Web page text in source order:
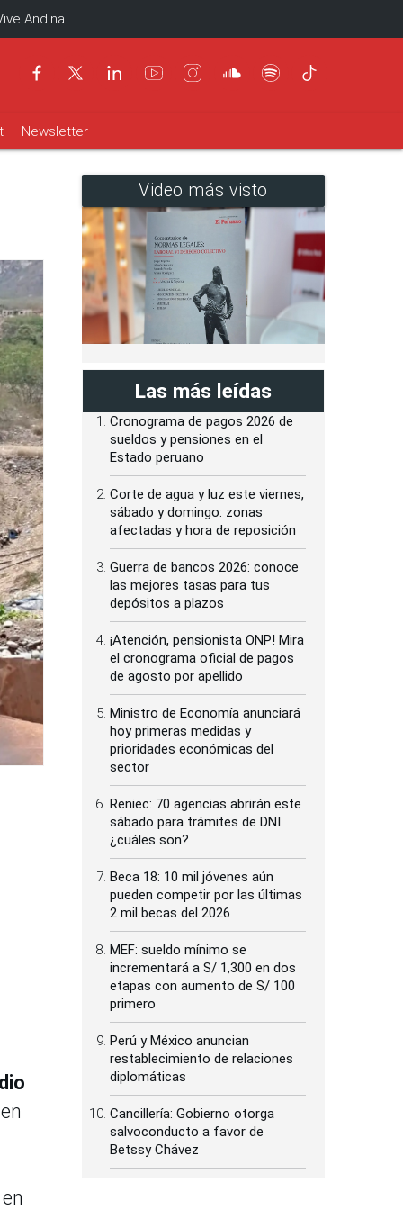
Andina
Newsletter
Video más visto
Las más leídas
Cronograma de pagos 2026 de
sueldos y pensiones en el
Estado peruano
Corte de agua y luz este viernes,
sábado y domingo: zonas
afectadas y hora de reposición
Guerra de bancos 2026: conoce
las mejores tasas para tus
depósitos a plazos
¡Atención, pensionista ONP! Mira
el cronograma oficial de pagos
de agosto por apellido
Ministro de Economía anunciará
hoy primeras medidas y
prioridades económicas del
sector
Reniec: 70 agencias abrirán este
sábado para trámites de DNI
¿cuáles son?
Beca 18: 10 mil jóvenes aún
pueden competir por las últimas
2 mil becas del 2026
MEF: sueldo mínimo se
incrementará a S/ 1,300 en dos
etapas con aumento de S/ 100
primero
Perú y México anuncian
restablecimiento de relaciones
diplomáticas
Cancillería: Gobierno otorga
salvoconducto a favor de
Betssy Chávez